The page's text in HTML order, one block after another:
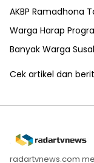
AKBP Ramadhona
Warga Harap
Banyak Warga
Cek artikel dan
radartvnews.com